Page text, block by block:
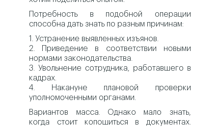
Потребность в подобной операции
способна дать знать по разным причинам:
1. Устранение выявленных изъянов.
2. Приведение в соответствии новыми
нормами законодательства.
3. Увольнение сотрудника, работавшего в
кадрах.
4. Накануне плановой проверки
уполномоченными органами.
Вариантов масса. Однако мало знать,
когда стоит копошиться в документах.